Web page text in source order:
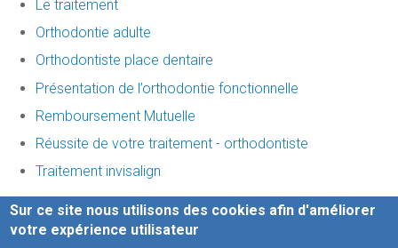
Le traitement
Orthodontie adulte
Orthodontiste place dentaire
Présentation de l’orthodontie fonctionnelle
Remboursement Mutuelle
Réussite de votre traitement - orthodontiste
Traitement invisalign
-Mentions légales
Sur ce site nous utilisons des cookies afin d'améliorer
votre expérience utilisateur